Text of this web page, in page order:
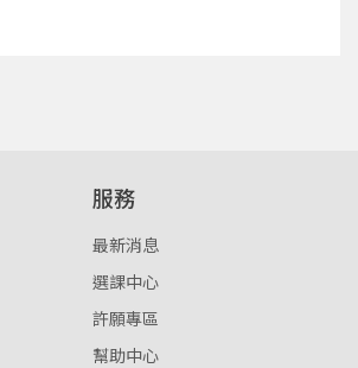
或
重設密碼
服務
最新消息
選課中心
許願專區
幫助中心